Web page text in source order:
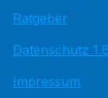
Ratgeber
Datenschutz
Impressum